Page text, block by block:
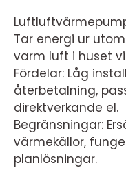
Tar energi ur
varm luft i huset
Fördelar: Låg
återbetalning,
direktverkande el.
Begränsningar:
värmekällor,
planlösningar.